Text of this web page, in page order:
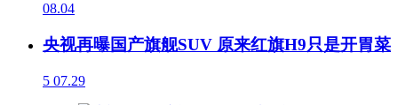
08.04
央视再曝国产旗舰SUV 原来红旗H9只是开胃菜
5 07.29